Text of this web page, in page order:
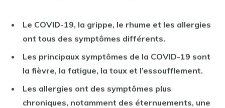
Le COVID-19, la grippe, le rhume et les allergies
ont tous des symptômes différents.
Les principaux symptômes de la COVID-19 sont
la fièvre, la fatigue, la toux et l’essoufflement.
Les allergies ont des symptômes plus
chroniques, notamment des éternuements, une